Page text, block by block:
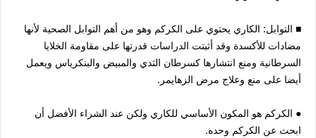
■ التوابل: الكاري يحتوي على الكركم وهو من أهم التوابل الصحية لأنها
مضادات للأكسدة وقد أثبتت الدراسات قدرتها على مقاومة الخلايا
السرطانية ومنع انتشارها كسرطان الثدي والمبيض والبنكرياس ويعمل
أيضا على منع وعلاج مرض الزهايمر.
● الكركم هو المكون الأساسي للكاري ولكن عند الشراء الأفضل أن
ابحث عن الكركم وحده.